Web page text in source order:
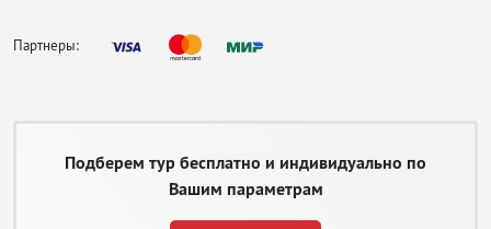
Партнеры:
Подберем тур бесплатно и индивидуально по
Вашим параметрам